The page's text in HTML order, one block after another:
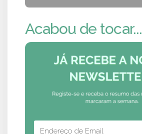
Acabou de tocar...